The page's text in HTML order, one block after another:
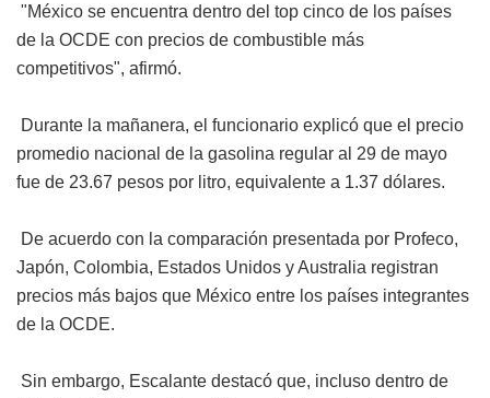
"México se encuentra dentro del top cinco de los países
de la OCDE con precios de combustible más
competitivos", afirmó.
Durante la mañanera, el funcionario explicó que el precio
promedio nacional de la gasolina regular al 29 de mayo
fue de 23.67 pesos por litro, equivalente a 1.37 dólares.
De acuerdo con la comparación presentada por Profeco,
Japón, Colombia, Estados Unidos y Australia registran
precios más bajos que México entre los países integrantes
de la OCDE.
Sin embargo, Escalante destacó que, incluso dentro de